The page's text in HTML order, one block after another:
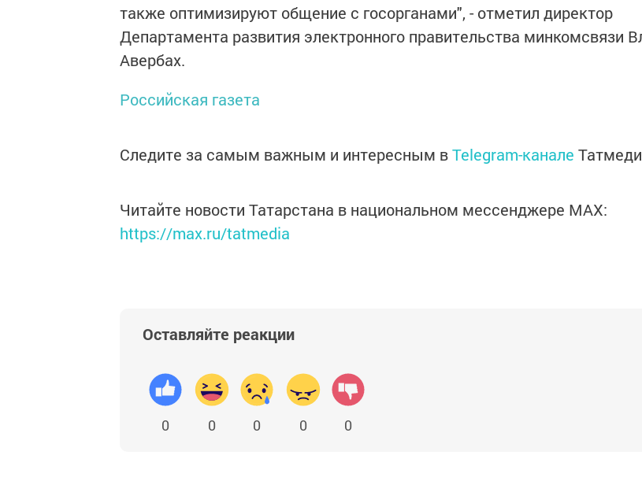
также оптимизируют общение с госорганами", - отметил директор
Департамента развития электронного правительства минкомсвязи
Авербах.
Российская газета
Следите за самым важным и интересным вTelegram-канале
Читайте новости Татарстана в национальном мессенджере MАХ:
https://max.ru/tatmedia
Оставляйте реакции
0 0 0 0 0